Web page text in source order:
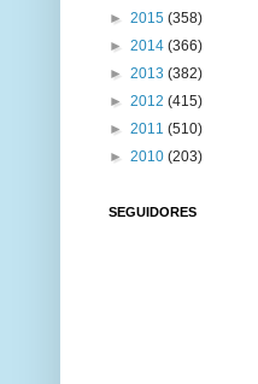
► 2015 (358)
► 2014 (366)
► 2013 (382)
► 2012 (415)
► 2011 (510)
► 2010 (203)
SEGUIDORES